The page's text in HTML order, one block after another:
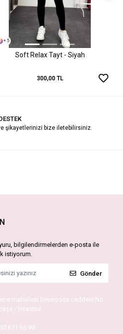
+ 5
Soft Relax Tayt - Siyah
300,00 TL
şikayetlerinizi bize iletebilirsiniz.
bilgilendirmelerden e-posta ile
istiyorum.
Gönder
mahallesi Enverpaşa caddesi No
/ İstanbul
671 65 99